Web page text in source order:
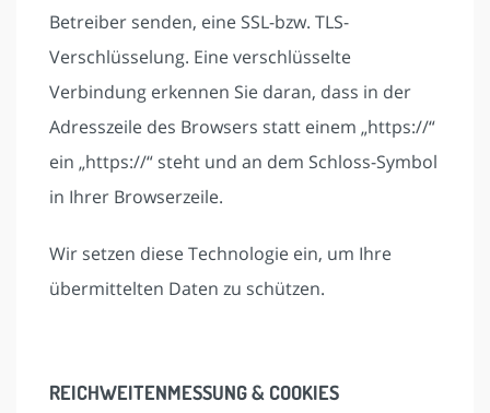
Betreiber senden, eine SSL-bzw. TLS-
Verschlüsselung. Eine verschlüsselte
Verbindung erkennen Sie daran, dass in der
Adresszeile des Browsers statt einem „https://“
ein „https://“ steht und an dem Schloss-Symbol
in Ihrer Browserzeile.
Wir setzen diese Technologie ein, um Ihre
übermittelten Daten zu schützen.
REICHWEITENMESSUNG & COOKIES